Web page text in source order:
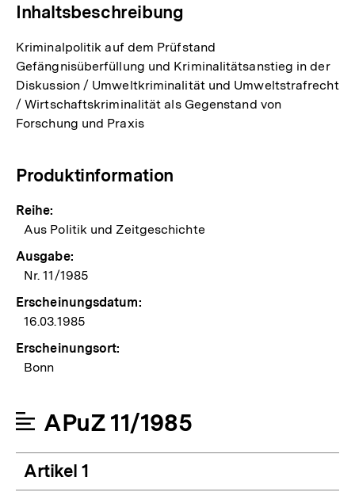
Inhaltsbeschreibung
Kriminalpolitik auf dem Prüfstand
Gefängnisüberfüllung und Kriminalitätsanstieg in der
Diskussion / Umweltkriminalität und Umweltstrafrecht
/ Wirtschaftskriminalität als Gegenstand von
Forschung und Praxis
Produktinformation
Reihe:
Aus Politik und Zeitgeschichte
Ausgabe:
Nr. 11/1985
Erscheinungsdatum:
16.03.1985
Erscheinungsort:
Bonn
APuZ 11/1985
Artikel 1